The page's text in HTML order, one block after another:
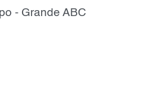
- Grande ABC